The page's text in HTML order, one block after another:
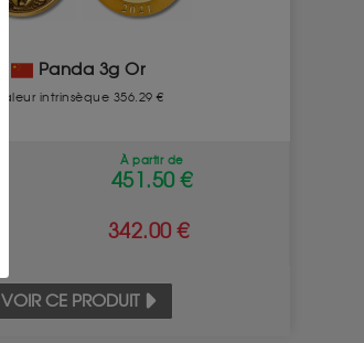
Panda 3g Or
Valeur intrinsèque 356.29 €
À partir de
451.50 €
342.00 €
VOIR CE PRODUIT